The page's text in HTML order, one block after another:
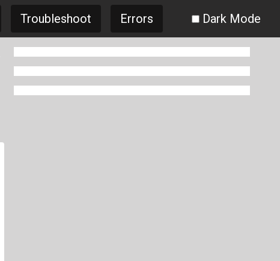
Troubleshoot Errors Dark Mode